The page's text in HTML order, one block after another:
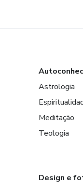
Astrologia
Meditação
Teologia
Design e